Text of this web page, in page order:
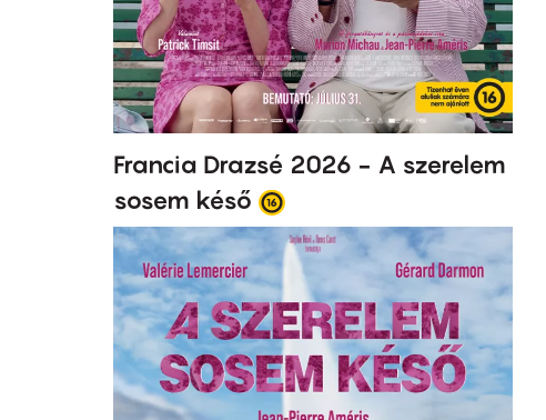
Francia Drazsé 2026 - A szerelem
sosem késő